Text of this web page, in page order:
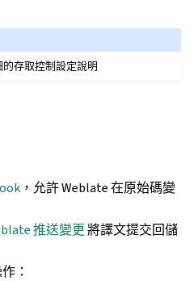
的存取控制設定說明
，允許 Weblate 在原始碼變
推送變更將譯文提交回儲
：